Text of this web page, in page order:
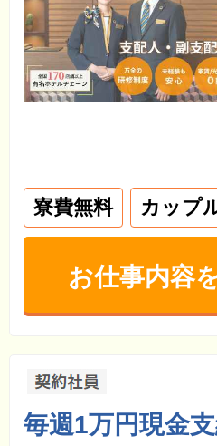
寮費無料 カップ
お仕事内容
毎週1万円現金